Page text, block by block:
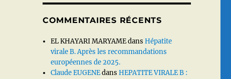
COMMENTAIRES RÉCENTS
EL KHAYARI MARYAMEdansHépatite
virale B. Après les recommandations
européennes de 2025.
Claude EUGENEdansHEPATITE VIRALE B :